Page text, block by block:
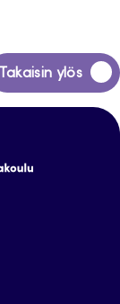
Takaisin ylös
Siirry
takaisin